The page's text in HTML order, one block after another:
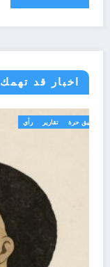
اخبار قد تهمك
تعاليق حرة تقارير